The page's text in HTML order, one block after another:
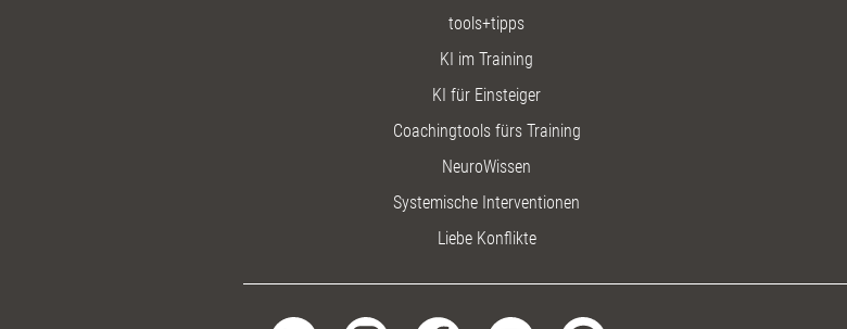
tools+tipps
KI im Training
KI für Einsteiger
Coachingtools fürs Training
NeuroWissen
Systemische Interventionen
Liebe Konflikte